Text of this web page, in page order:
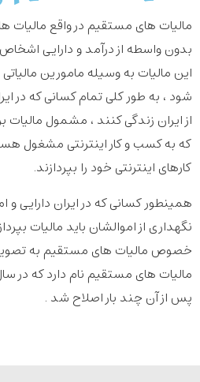
مالیات های مستقیم در واقع
بدون واسطه از درآمد و دارایی
این مالیات به وسیله مامورین
شود ، به طور کلی تمام کسانی که در
از ایران زندگی کنند ، مشمول
که به کسب و کار اینترنتی مشغول
کارهای اینترنتی خود را بپردازند.
همینطور کسانی که در ایران دارایی و
نگهداری از اموالشان باید مالیات
خصوص مالیات های مستقیم به
پس از آن چند بار اصلاح شد .